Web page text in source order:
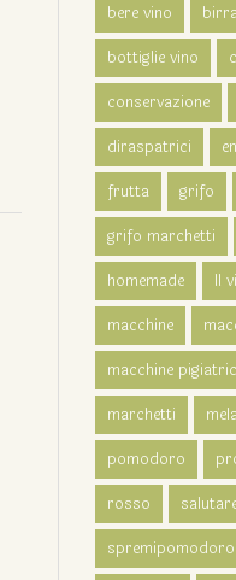
bere vino
bottiglie vino
conservazione
diraspatrici
frutta
grifo
grifo marchetti
homemade
Il
macchine
macchine
marchetti
pomodoro
rosso
spremipomodoro